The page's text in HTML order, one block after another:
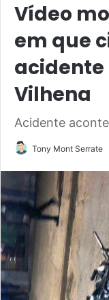
Vídeo
em que
acidente
Vilhena
Acidente
Tony Mont Serrate